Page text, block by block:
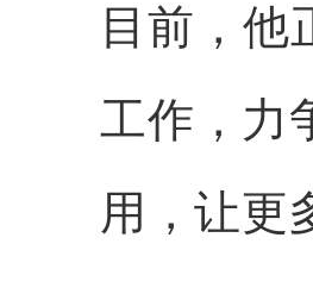
目前，他
工作，力
用，让更